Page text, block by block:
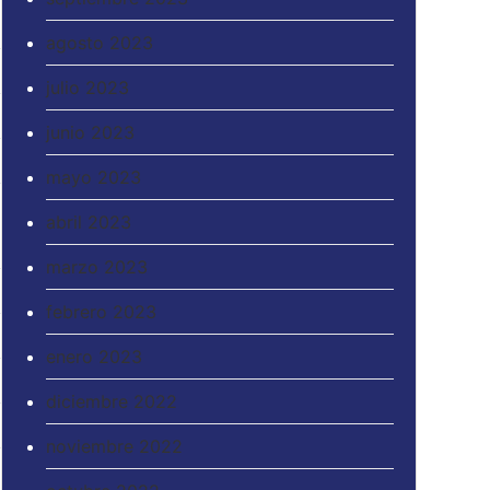
agosto 2023
julio 2023
junio 2023
mayo 2023
abril 2023
marzo 2023
febrero 2023
enero 2023
diciembre 2022
noviembre 2022